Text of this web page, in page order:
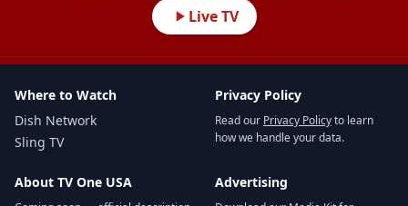
Live TV
Where to Watch
Dish Network
Sling TV
Privacy Policy
Read our Privacy Policyto learn
how we handle your data.
About TV One USA Advertising